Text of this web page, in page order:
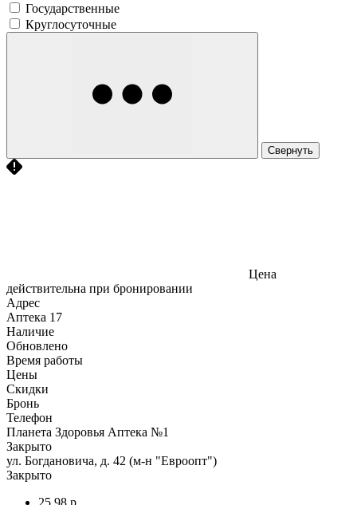
Государственные
Круглосуточные
Свернуть
Цена
действительна при бронировании
Адрес
Аптека 17
Наличие
Обновлено
Время работы
Цены
Скидки
Бронь
Телефон
Планета Здоровья Аптека №1
Закрыто
ул. Богдановича, д. 42 (м-н "Евроопт")
Закрыто
25,98 р.